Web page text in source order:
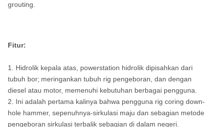
grouting.
Fitur:
1. Hidrolik kepala atas, powerstation hidrolik dipisahkan dari
tubuh bor; meringankan tubuh rig pengeboran, dan dengan
diesel atau motor, memenuhi kebutuhan berbagai pengguna.
2. Ini adalah pertama kalinya bahwa pengguna rig coring down-
hole hammer, sepenuhnya-sirkulasi maju dan sebagian metode
pengeboran sirkulasi terbalik sebagian di dalam negeri.